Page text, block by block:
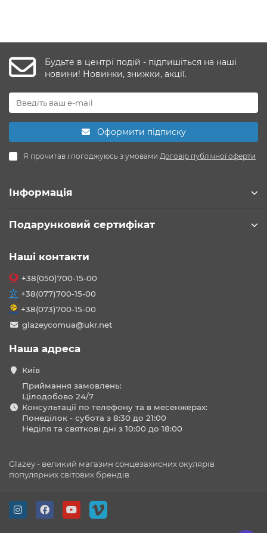
Будьте в центрі подій - підпишіться на наші
новини! Новинки, знижки, акції.
Оформити підписку
Я прочитав і погоджуюсь з умовами Договір публічної оферти
Інформація
Подарунковий сертифікат
Наші контакти
+38(050)700-15-00
+38(077)700-15-00
+38(073)700-15-00
glazeycomua@ukr.net
Наша адреса
Київ
Приймання замовлень:
Цілодобово 24/7
Консультації по телефону та в месенжерах:
Понеділок - субота з 8:30 до 21:00
Неділя та святкові дні з 10:00 до 18:00
Glazey - великий магазин сонцезахисних окулярів
популярних світових брендів